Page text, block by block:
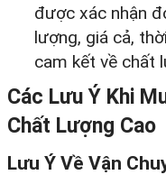
được xác nhận
lượng, giá cả,
cam kết về chất
Các Lưu Ý Khi
Chất Lượng Cao
Lưu Ý Về Vận